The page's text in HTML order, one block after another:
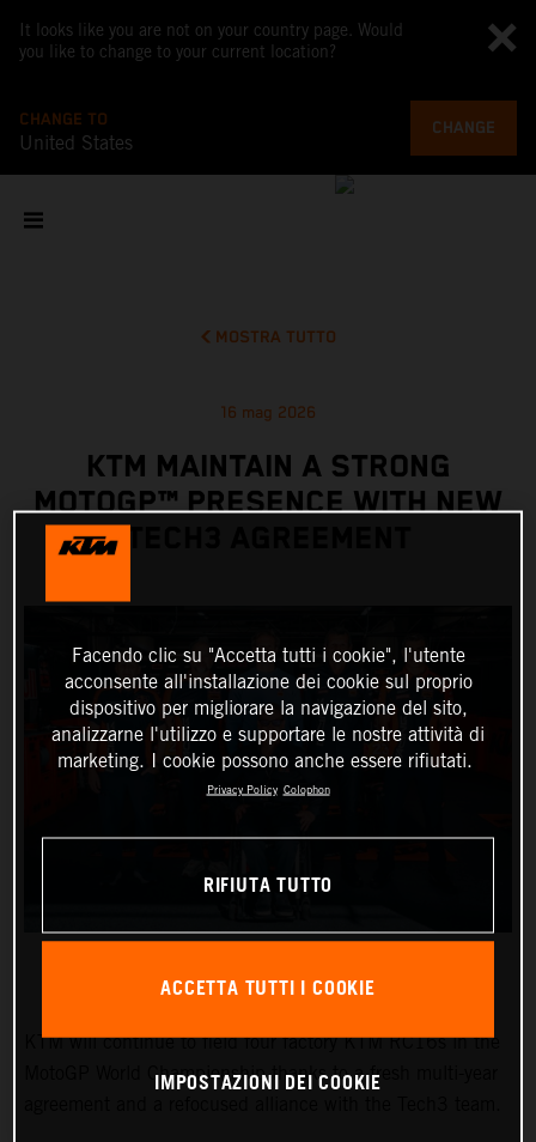
It looks like you are not on your country page. Would
you like to change to your current location?
CHANGE TO
United States
CHANGE
MOSTRA TUTTO
16 mag 2026
KTM MAINTAIN A STRONG
MOTOGP™ PRESENCE WITH NEW
KTM will continue to field four factory KTM RC16s in the
MotoGP World Championship thanks to a fresh multi-year
Facendo clic su "Accetta tutti i cookie", l'utente
acconsente all'installazione dei cookie sul proprio
dispositivo per migliorare la navigazione del sito,
analizzarne l'utilizzo e supportare le nostre attività di
marketing. I cookie possono anche essere rifiutati.
Privacy Policy Colophon
RIFIUTA TUTTO
ACCETTA TUTTI I COOKIE
IMPOSTAZIONI DEI COOKIE